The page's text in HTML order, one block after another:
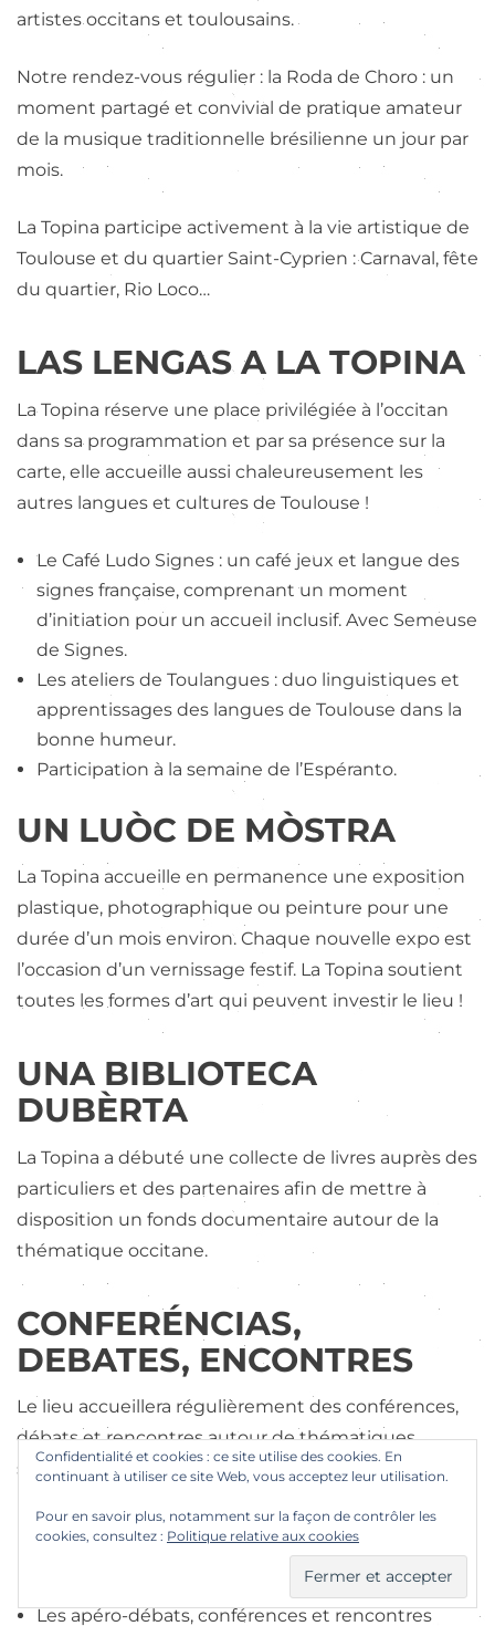
artistes occitans et toulousains.
Notre rendez-vous régulier : la Roda de Choro : un
moment partagé et convivial de pratique amateur
de la musique traditionnelle brésilienne un jour par
mois.
La Topina participe activement à la vie artistique de
Toulouse et du quartier Saint-Cyprien : Carnaval, fête
du quartier, Rio Loco…
LAS LENGAS A LA TOPINA
La Topina réserve une place privilégiée à l’occitan
dans sa programmation et par sa présence sur la
carte, elle accueille aussi chaleureusement les
autres langues et cultures de Toulouse !
Le Café Ludo Signes : un café jeux et langue des
signes française, comprenant un moment
d’initiation pour un accueil inclusif. Avec Semeuse
de Signes.
Les ateliers de Toulangues : duo linguistiques et
apprentissages des langues de Toulouse dans la
bonne humeur.
Participation à la semaine de l’Espéranto.
UN LUÒC DE MÒSTRA
La Topina accueille en permanence une exposition
plastique, photographique ou peinture pour une
durée d’un mois environ. Chaque nouvelle expo est
l’occasion d’un vernissage festif. La Topina soutient
toutes les formes d’art qui peuvent investir le lieu !
UNA BIBLIOTECA
DUBÈRTA
La Topina a débuté une collecte de livres auprès des
particuliers et des partenaires afin de mettre à
disposition un fonds documentaire autour de la
thématique occitane.
CONFERÉNCIAS,
DEBATES, ENCONTRES
Le lieu accueillera régulièrement des conférences,
débats et rencontres autour de thématiques
sociales, culturelles, scientifiques…
Les conférences « DUOC » mensuelles avec le
département d’occitan et de catalan de
Les apéro-débats, conférences et rencontres
Confidentialité et cookies : ce site utilise des cookies. En
continuant à utiliser ce site Web, vous acceptez leur utilisation.
Pour en savoir plus, notamment sur la façon de contrôler les
cookies, consultez : Politique relative aux cookies